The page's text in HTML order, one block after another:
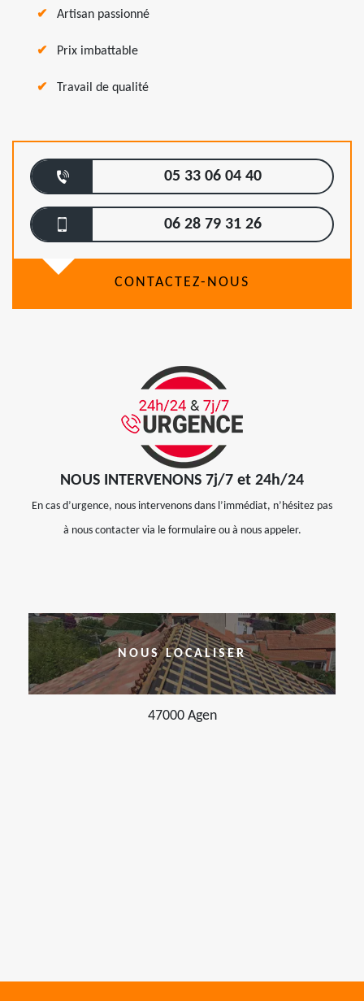
Artisan passionné
Prix imbattable
Travail de qualité
05 33 06 04 40
06 28 79 31 26
CONTACTEZ-NOUS
NOUS INTERVENONS 7j/7 et 24h/24
En cas d’urgence, nous intervenons dans l’immédiat, n’hésitez pas
à nous contacter via le formulaire ou à nous appeler.
NOUS LOCALISER
47000 Agen